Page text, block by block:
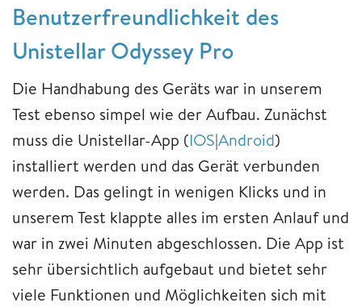
Benutzerfreundlichkeit des
Unistellar Odyssey Pro
Die Handhabung des Geräts war in unserem
Test ebenso simpel wie der Aufbau. Zunächst
muss die Unistellar-App (IOS|Android)
installiert werden und das Gerät verbunden
werden. Das gelingt in wenigen Klicks und in
unserem Test klappte alles im ersten Anlauf und
war in zwei Minuten abgeschlossen. Die App ist
sehr übersichtlich aufgebaut und bietet sehr
viele Funktionen und Möglichkeiten sich mit